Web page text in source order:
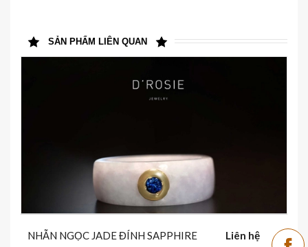
SẢN PHẨM LIÊN QUAN
NHẪN NGỌC JADE ĐÍNH SAPPHIRE Liên hệ